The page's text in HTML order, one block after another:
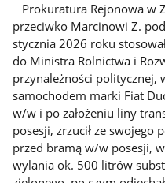
Prokuratura Rejonowa w
przeciwko Marcinowi Z.
stycznia 2026 roku
do Ministra Rolnictwa i
przynależności politycznej,
samochodem marki Fiat
w/w i po założeniu liny
posesji, zrzucił ze
przed bramą w/w posesji,
wylania ok. 500 litrów